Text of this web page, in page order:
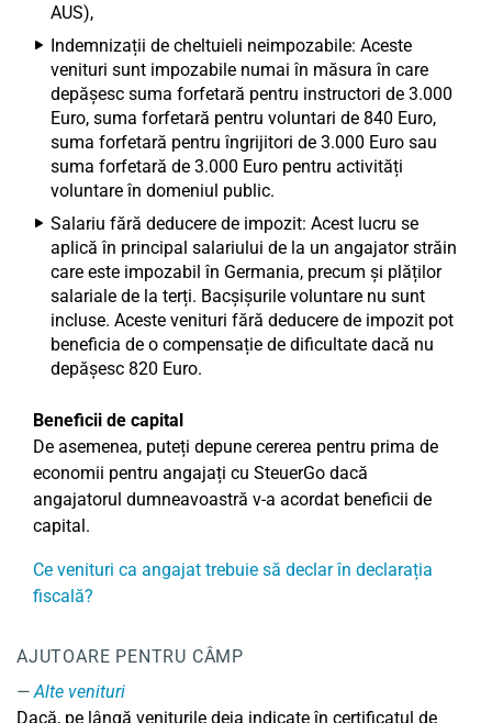
AUS),
Indemnizații de cheltuieli neimpozabile: Aceste
venituri sunt impozabile numai în măsura în care
depășesc suma forfetară pentru instructori de 3.000
Euro, suma forfetară pentru voluntari de 840 Euro,
suma forfetară pentru îngrijitori de 3.000 Euro sau
suma forfetară de 3.000 Euro pentru activități
voluntare în domeniul public.
Salariu fără deducere de impozit: Acest lucru se
aplică în principal salariului de la un angajator străin
care este impozabil în Germania, precum și plăților
salariale de la terți. Bacșișurile voluntare nu sunt
incluse. Aceste venituri fără deducere de impozit pot
beneficia de o compensație de dificultate dacă nu
depășesc 820 Euro.
Beneficii de capital
De asemenea, puteți depune cererea pentru prima de
economii pentru angajați cu SteuerGo dacă
angajatorul dumneavoastră v-a acordat beneficii de
capital.
Ce venituri ca angajat trebuie să declar în declarația
fiscală?
AJUTOARE PENTRU CÂMP
Alte venituri
Dacă, pe lângă veniturile deja indicate în certificatul de